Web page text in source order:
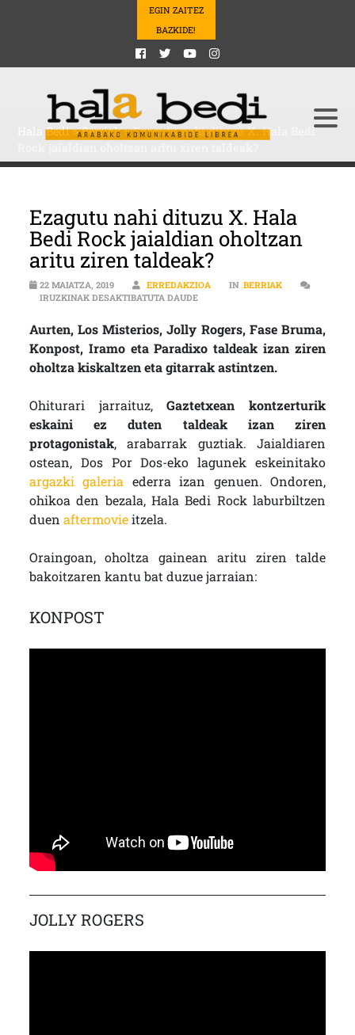
EGIN ZAITEZ
BAZKIDE!
Hala Bedi>Berriak>Ezagutu nahi dituzu X. Hala Bedi
Ezagutu nahi dituzu X. Hala
Bedi Rock jaialdian oholtzan
aritu ziren taldeak?
22 MAIATZA, 2019 ERREDAKZIOA IN BERRIAK
IRUZKINAK DESAKTIBATUTA DAUDEEZAGUTU NAHI DITUZU X. HALA
Aurten, Los Misterios, Jolly Rogers, Fase Bruma,
Konpost, Iramo eta Paradixo taldeak izan ziren
oholtza kiskaltzen eta gitarrak astintzen.
Ohiturari jarraituz,Gaztetxean kontzerturik
eskaini ez duten taldeak izan ziren
protagonistak, arabarrak guztiak. Jaialdiaren
ostean, Dos Por Dos-eko lagunek eskeinitako
argazki galeria ederra izan genuen. Ondoren,
ohikoa den bezala, Hala Bedi Rock laburbiltzen
duen aftermovieitzela.
Oraingoan, oholtza gainean aritu ziren talde
bakoitzaren kantu bat duzue jarraian:
KONPOST
JOLLY ROGERS